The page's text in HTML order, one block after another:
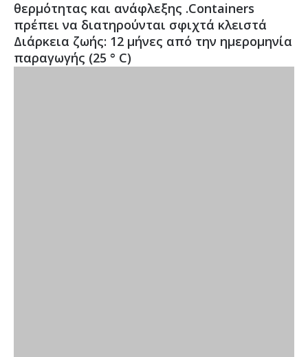
θερμότητας και ανάφλεξης .Containers
πρέπει να διατηρούνται σφιχτά κλειστά
Διάρκεια ζωής: 12 μήνες από την ημερομηνία
παραγωγής (25 ° C)